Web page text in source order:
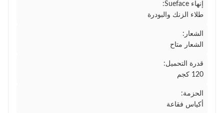
إنهاء Sueface:
طلاء الزنك والبودرة
الشعار:
الشعار متاح
قدرة التحميل:
120 كجم
الحزمة:
أكياس فقاعة